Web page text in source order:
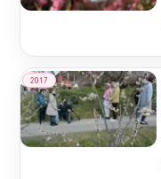
2017